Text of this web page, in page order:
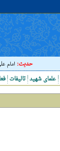
حدیث:امام علي
تالیفات علمای شهید